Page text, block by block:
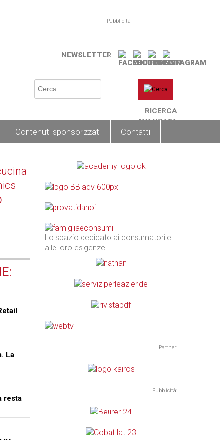
Pubblicità
NEWSLETTER
RICERCA
AVANZATA
Contenuti sponsorizzati Contatti
La
resta
Lo spazio dedicato ai consumatori e
alle loro esigenze
Partner:
Pubblicità: